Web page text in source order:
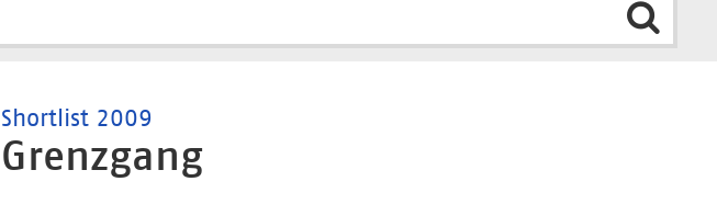
Shortlist 2009
Grenzgang